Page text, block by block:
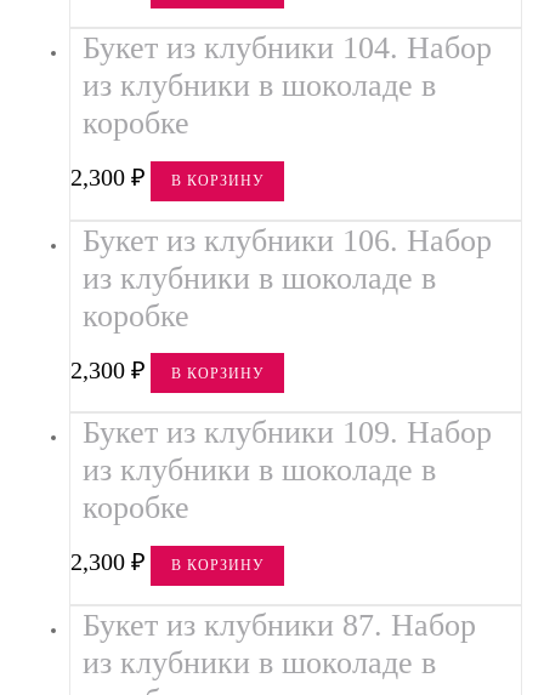
в Шкатулке
в шляпной Коробке
Бюджет
до 2000
от 2000 до 5000
Размер
Большие букеты
Небольшие букеты
Клубника с цветами
Клубника с цветами в букете
Клубника с цветами в наборе
Букет из клубники 104. Набор
из клубники в шоколаде в
коробке
2,300₽ В КОРЗИНУ
Букет из клубники 106. Набор
из клубники в шоколаде в
коробке
2,300₽ В КОРЗИНУ
Букет из клубники 109. Набор
из клубники в шоколаде в
коробке
2,300₽ В КОРЗИНУ
Букет из клубники 87. Набор
из клубники в шоколаде в